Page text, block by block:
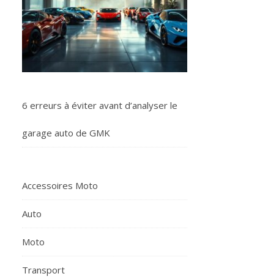
6 erreurs à éviter avant d’analyser le
garage auto de GMK
Accessoires Moto
Auto
Moto
Transport